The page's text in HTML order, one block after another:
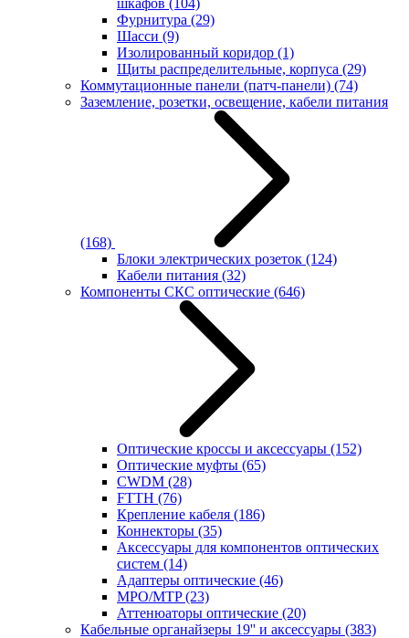
шкафов (104)
Фурнитура (29)
Шасси (9)
Изолированный коридор (1)
Щиты распределительные, корпуса (29)
Коммутационные панели (патч-панели) (74)
Заземление, розетки, освещение, кабели питания
(168)
Блоки электрических розеток (124)
Кабели питания (32)
Компоненты СКС оптические (646)
Оптические кроссы и аксессуары (152)
Оптические муфты (65)
CWDM (28)
FTTH (76)
Крепление кабеля (186)
Коннекторы (35)
Аксессуары для компонентов оптических
систем (14)
Адаптеры оптические (46)
MPO/MTP(23)
Аттенюаторы оптические (20)
Кабельные органайзеры 19'' и аксессуары (383)